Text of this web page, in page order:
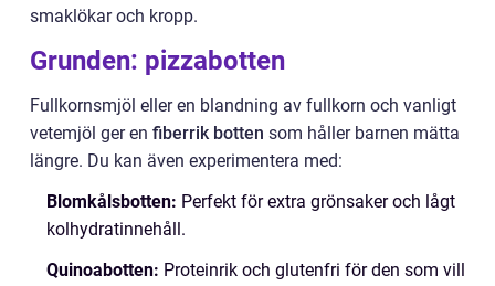
smaklökar och kropp.
Grunden: pizzabotten
Fullkornsmjöl eller en blandning av fullkorn och vanligt
vetemjöl ger en fiberrik botten som håller barnen mätta
längre. Du kan även experimentera med:
Blomkålsbotten: Perfekt för extra grönsaker och lågt
kolhydratinnehåll.
Quinoabotten: Proteinrik och glutenfri för den som vill